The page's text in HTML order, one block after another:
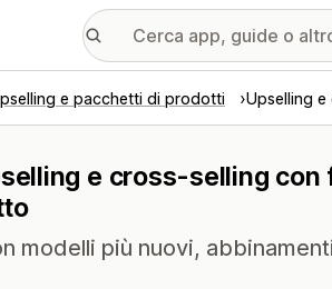
e pacchetti di prodotti Upselling e
e cross-selling
modelli più nuovi,